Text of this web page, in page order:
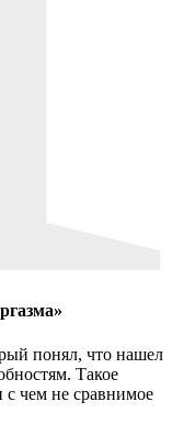
понял, что нашел
Такое
с чем не сравнимое